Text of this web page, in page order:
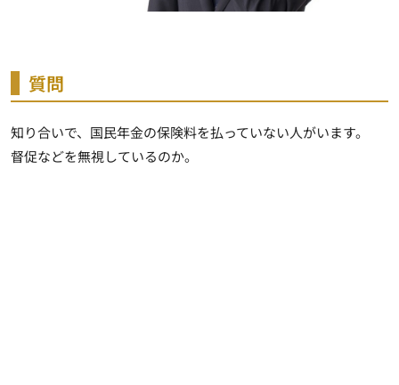
質問
知り合いで、国民年金の保険料を払っていない人がいます。
督促などを無視しているのか。